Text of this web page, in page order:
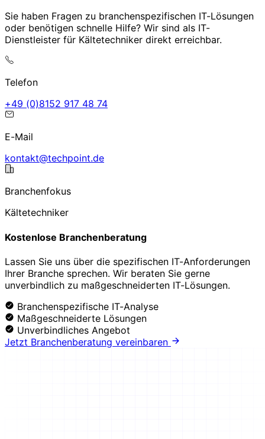
Sie haben Fragen zu branchenspezifischen IT-Lösungen
oder benötigen schnelle Hilfe? Wir sind als IT-
Dienstleister für Kältetechniker direkt erreichbar.
Telefon
47 84 719 2518(0) 94+
E-Mail
ed.tniophcet@tkatnok
Branchenfokus
Kältetechniker
Kostenlose Branchenberatung
Lassen Sie uns über die spezifischen IT-Anforderungen
Ihrer Branche sprechen. Wir beraten Sie gerne
unverbindlich zu maßgeschneiderten IT-Lösungen.
Branchenspezifische IT-Analyse
Maßgeschneiderte Lösungen
Unverbindliches Angebot
Jetzt Branchenberatung vereinbaren